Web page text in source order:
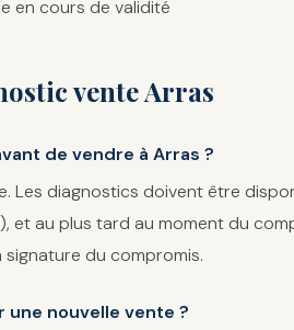
en cours de validité
vente Arras
de vendre à Arras ?
diagnostics doivent être
et au plus tard au moment du
signature du compromis.
nouvelle vente ?